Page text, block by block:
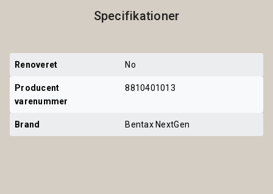
Specifikationer
Renoveret No
Producent
varenummer
8810401013
Brand Bentax NextGen